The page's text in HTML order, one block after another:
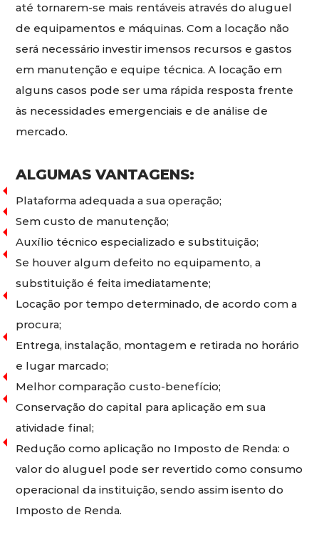
até tornarem-se mais rentáveis através do aluguel
de equipamentos e máquinas. Com a locação não
será necessário investir imensos recursos e gastos
em manutenção e equipe técnica. A locação em
alguns casos pode ser uma rápida resposta frente
às necessidades emergenciais e de análise de
mercado.
ALGUMAS VANTAGENS:
Plataforma adequada a sua operação;
Sem custo de manutenção;
Auxílio técnico especializado e substituição;
Se houver algum defeito no equipamento, a
substituição é feita imediatamente;
Locação por tempo determinado, de acordo com a
procura;
Entrega, instalação, montagem e retirada no horário
e lugar marcado;
Melhor comparação custo-benefício;
Conservação do capital para aplicação em sua
atividade final;
Redução como aplicação no Imposto de Renda: o
valor do aluguel pode ser revertido como consumo
operacional da instituição, sendo assim isento do
Imposto de Renda.